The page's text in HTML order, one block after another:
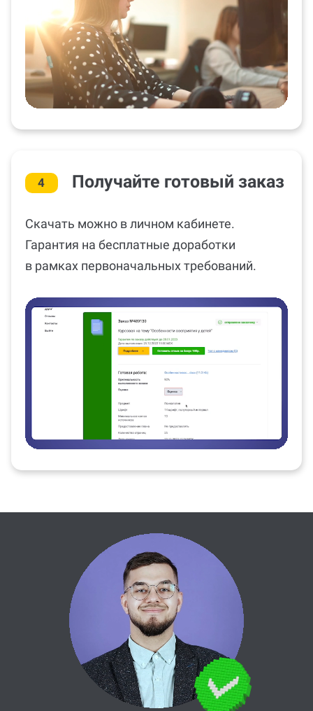
4 Получайте готовый заказ
Скачать можно в личном кабинете.
Гарантия на бесплатные доработки
в рамках первоначальных требований.